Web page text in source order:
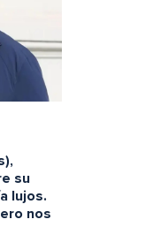
su
lujos.
nos